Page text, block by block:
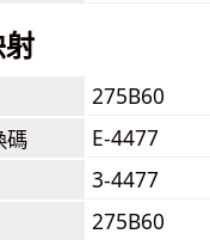
275B60
碼
E-4477
3-4477
275B60